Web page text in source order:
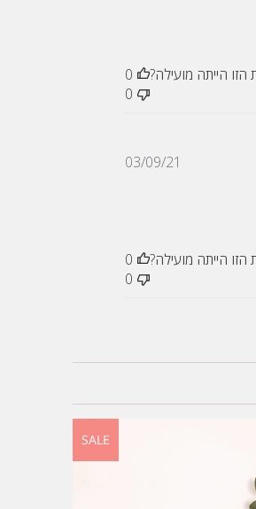
הייתה מועילה?
0
0
03/09/21
הייתה מועילה?
0
0
SALE